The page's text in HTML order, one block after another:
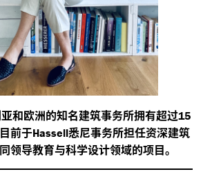
和欧洲的知名建筑事务所拥有超过15
前于Hassell悉尼事务所担任资深建筑
领导教育与科学设计领域的项目。